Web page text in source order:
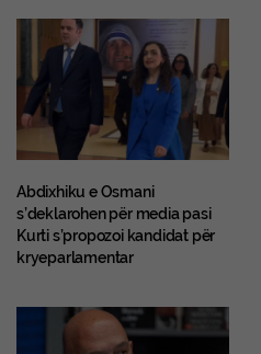
Abdixhiku e Osmani
s’deklarohen për media pasi
Kurti s’propozoi kandidat për
kryeparlamentar